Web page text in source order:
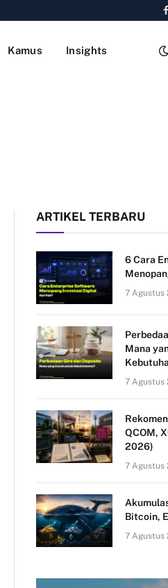
Kamus Insights
ARTIKEL TERBARU
6 Cara
7 Agustus
Mana
7 Agustus
QCOM,
2026)
7 Agustus
Bitcoin,
7 Agustus